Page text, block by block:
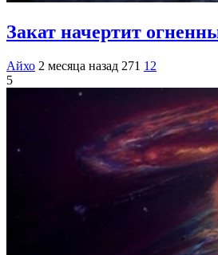
Закат начертит
Айхо 2 месяца назад 271 12
5